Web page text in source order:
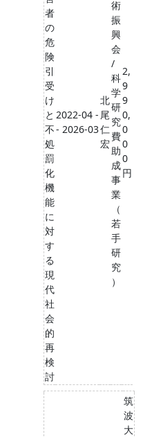
者
の
危
険
引
受
け
と
不
処
罰
化
機
能
に
対
す
る
現
代
社
会
的
再
検
討
2022-04 -
- 2026-03
北
尾
仁
宏
術
振
興
会
/
科
学
研
究
費
助
成
事
業
（
若
手
研
究
）
2,
9
9
0,
0
0
0
円
筑
波
大